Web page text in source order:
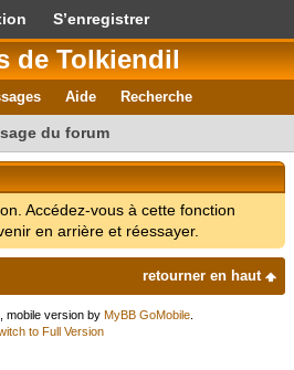
S’enregistrer
de Tolkiendil
Aide Recherche
du forum
Accédez-vous à cette fonction
en arrière et réessayer.
retourner en haut
, mobile version by MyBB GoMobile.
to Full Version